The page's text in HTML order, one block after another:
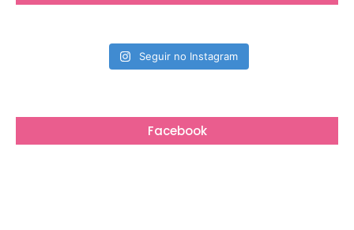
Seguir no Instagram
Facebook